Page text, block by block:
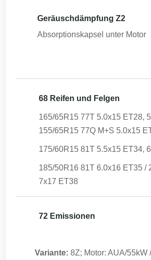
Geräuschdämpfung Z2
Absorptionskapsel unter Motor
68 Reifen und Felgen
165/65R15 77T 5.0x15 ET28,
155/65R15 77Q M+S 5.0x15
175/60R15 81T 5.5x15 ET34,
185/50R16 81T 6.0x16 ET35 /
7x17 ET38
72 Emissionen
Variante: 8Z; Motor: AUA/55kW